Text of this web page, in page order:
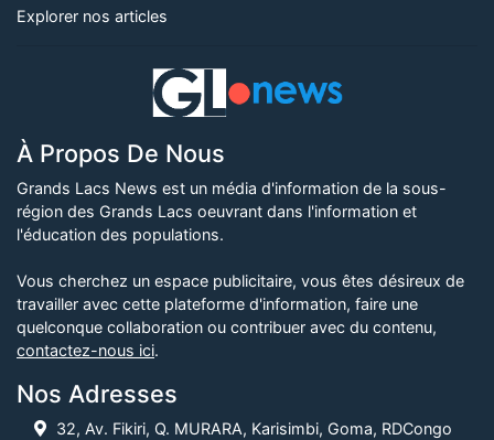
Explorer nos articles
À Propos De Nous
Grands Lacs News est un média d'information de la sous-
région des Grands Lacs oeuvrant dans l'information et
l'éducation des populations.
Vous cherchez un espace publicitaire, vous êtes désireux de
travailler avec cette plateforme d'information, faire une
quelconque collaboration ou contribuer avec du contenu,
contactez-nous ici.
Nos Adresses
32, Av. Fikiri, Q. MURARA, Karisimbi, Goma, RDCongo